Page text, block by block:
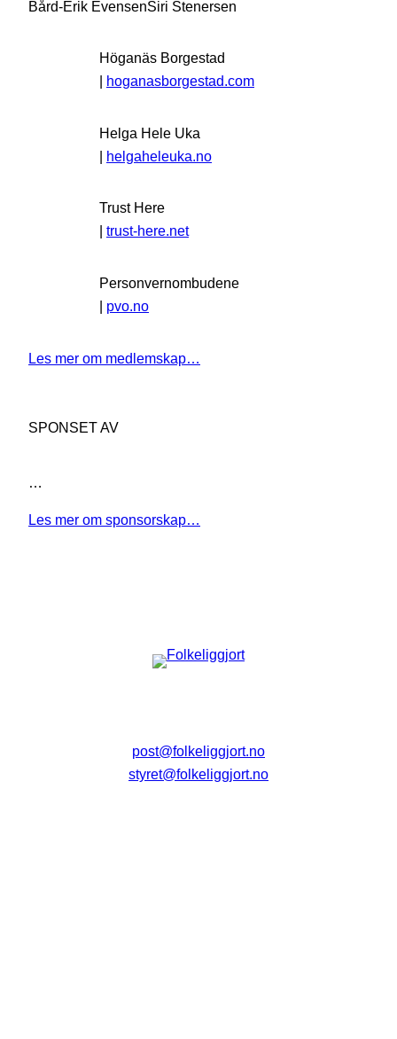
Bård-Erik EvensenSiri Stenersen
Höganäs Borgestad
| hoganasborgestad.com
Helga Hele Uka
| helgaheleuka.no
Trust Here
trust-here.net
Personvernombudene
| pvo.no
Les mer om medlemskap…
SPONSET AV
…
Les mer om sponsorskap…
post@folkeliggjort.no
styret@folkeliggjort.no